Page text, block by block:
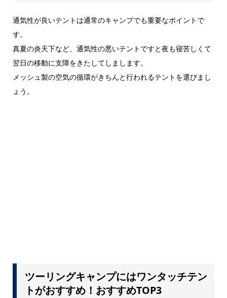
通気性が良いテントは通常のキャンプでも重要なポイントで
す。
真夏の炎天下など、通気性の悪いテントですと夜も寝苦しくて
翌日の移動に支障をきたしてしまします。
メッシュ製の空気の循環がきちんと行われるテントを選びまし
ょう。
ツーリングキャンプにはワンタッチテン
トがおすすめ！おすすめTOP3